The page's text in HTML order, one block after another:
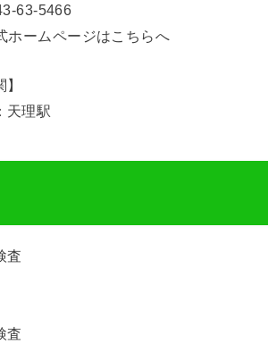
63-5466
ホームページはこちらへ
天理駅
査
査